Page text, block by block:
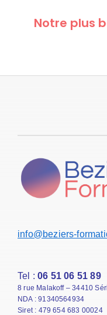
Notre plus
info@beziers-
Tel :06 51 06 51 89
8 rue Malakoff – 34410
NDA : 91340564934
Siret : 479 654 683 00024